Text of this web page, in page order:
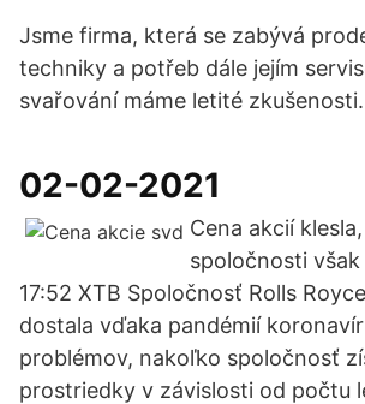
Jsme firma, která se zabývá
techniky a potřeb dále jejím
svařování máme letité zkušenosti.
02-02-2021
Cena akcií
spoločnosti však
17:52 XTB Spoločnosť Rolls
dostala vďaka pandémií
problémov, nakoľko spoločnosť
prostriedky v závislosti od počtu